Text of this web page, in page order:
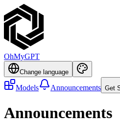
OhMyGPT
Change language
Models Announcements Get
Announcements